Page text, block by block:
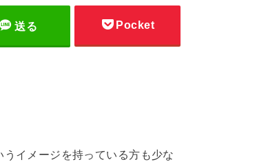
送る Pocket
イメージを持っている方も少な